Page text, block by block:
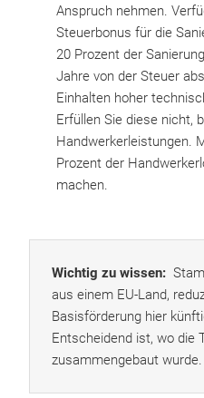
Anspruch nehmen.
Steuerbonus für die
20 Prozent der
Jahre von der Steuer
Einhalten hoher
Erfüllen Sie diese nicht,
Handwerkerleistungen.
Prozent der
machen.
Wichtig zu wissen:
aus einem EU-Land,
Basisförderung hier
Entscheidend ist, wo die
zusammengebaut wurde.